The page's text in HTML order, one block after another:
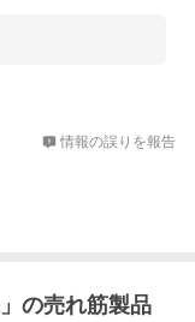
情報の誤りを報告
」の売れ筋製品